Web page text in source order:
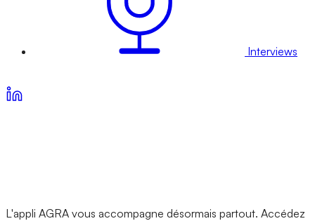
Interviews
L'appli AGRA vous accompagne désormais partout. Accédez